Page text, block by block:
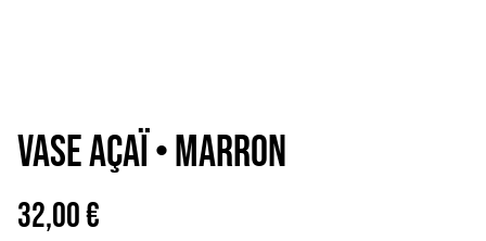
VASE AÇAÏ • Marron
32,00 €